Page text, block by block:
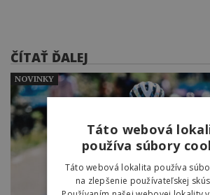
ČÍTAŤ ĎALEJ
NOVINKY
Táto webová
používa súbory
Táto webová lokalita používa
na zlepšenie používateľskej